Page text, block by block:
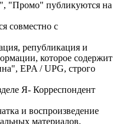
"Промо" публикуются на
совместно с
републикация и
которое содержит
EPA / UPG, строго
Я- Корреспондент
и воспроизведение
материалов,